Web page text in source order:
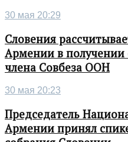
30 мая 20:29
Словения
Армении в получении
члена Совбеза ООН
30 мая 20:23
Председатель
Армении принял